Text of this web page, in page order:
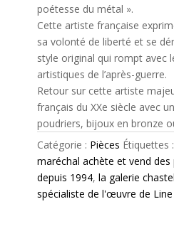
poétesse du métal ».
Cette artiste française
sa volonté de liberté et se
style original qui rompt avec
artistiques de l’après-guerre.
Retour sur cette artiste
français du XXe siècle avec
poudriers, bijoux en bronze
Catégorie : Pièces Étiquettes :
maréchal achète et vend des
depuis 1994, la galerie
spécialiste de l'œuvre de Line